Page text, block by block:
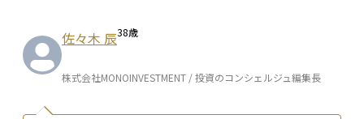
佐々木 辰38歳
株式会社MONOINVESTMENT / 投資のコンシェルジュ編集長